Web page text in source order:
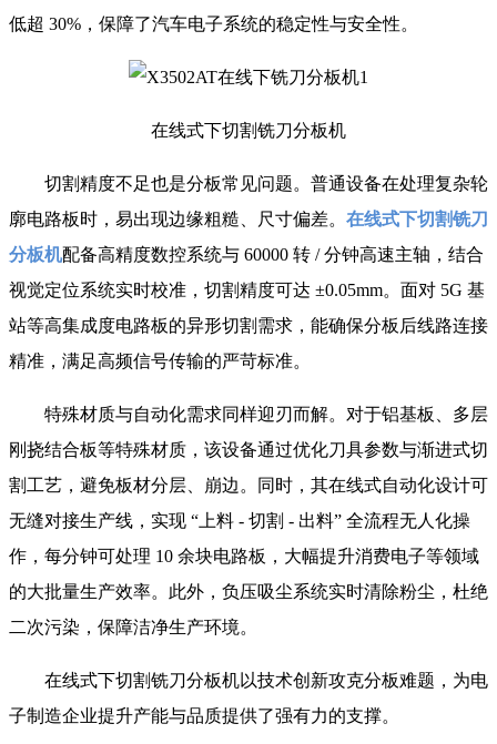
低超 30%，保障了汽车电子系统的稳定性与安全性。
在线式下切割铣刀分板机
切割精度不足也是分板常见问题。普通设备在处理复杂轮
廓电路板时，易出现边缘粗糙、尺寸偏差。 在线式下切割铣刀
分板机配备高精度数控系统与 60000 转 / 分钟高速主轴，结合
视觉定位系统实时校准，切割精度可达 ±0.05mm。面对 5G 基
站等高集成度电路板的异形切割需求，能确保分板后线路连接
精准，满足高频信号传输的严苛标准。
特殊材质与自动化需求同样迎刃而解。对于铝基板、多层
刚挠结合板等特殊材质，该设备通过优化刀具参数与渐进式切
割工艺，避免板材分层、崩边。同时，其在线式自动化设计可
无缝对接生产线，实现 “上料 - 切割 - 出料” 全流程无人化操
作，每分钟可处理 10 余块电路板，大幅提升消费电子等领域
的大批量生产效率。此外，负压吸尘系统实时清除粉尘，杜绝
二次污染，保障洁净生产环境。
在线式下切割铣刀分板机以技术创新攻克分板难题，为电
子制造企业提升产能与品质提供了强有力的支撑。